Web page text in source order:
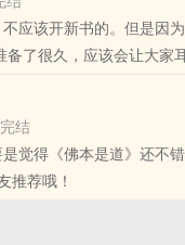
觉得《点道为止》还不错
推荐哦！
应该开新书的。但是因
了很久，应该会让大家
生这样的情况了。 新书
》没有存稿的尴尬局面。
最后还有几个情节写。
是我的人仍旧有一种筋疲
完结
觉得《佛本是道》还不
推荐哦！